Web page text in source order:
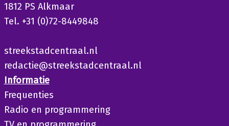
1812 PS Alkmaar
Tel. +31 (0)72-8449848
streekstadcentraal.nl
redactie@streekstadcentraal.nl
Informatie
Frequenties
Radio en programmering